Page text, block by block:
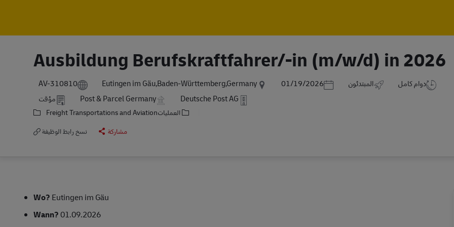
Ausbildung Berufskraftfahrer/-in (m/w/d) in 2026
AV-310810 Eutingen im Gäu,Baden-Württemberg,Germany Posted Date
01/19/2026 المبتدئون
دوام كامل
مؤقت
Post & Parcel Germany Deutsche Post AG
العملياتFreight Transportations and Aviation
نسخ رابط الوظيفة
مشاركة
Wo? Eutingen im Gäu
Wann?01.09.2026